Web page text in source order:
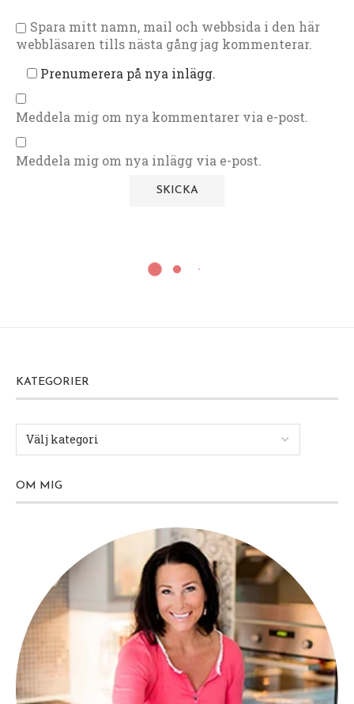
Spara mitt namn, mail och webbsida i den här
webbläsaren tills nästa gång jag kommenterar.
Prenumerera på nya inlägg.
Meddela mig om nya kommentarer via e-post.
Meddela mig om nya inlägg via e-post.
KATEGORIER
OM MIG